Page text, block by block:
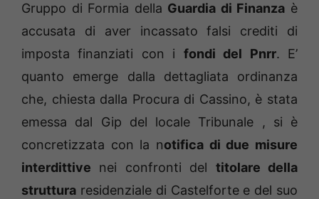
Gruppo di Formia della Guardia di Finanza è
accusata di aver incassato falsi crediti di
imposta finanziati con i fondi del Pnrr. E’
quanto emerge dalla dettagliata ordinanza
che, chiesta dalla Procura di Cassino, è stata
emessa dal Gip del locale Tribunale , si è
concretizzata con la notifica di due misure
interdittive nei confronti del titolare della
struttura residenziale di Castelforte e del suo